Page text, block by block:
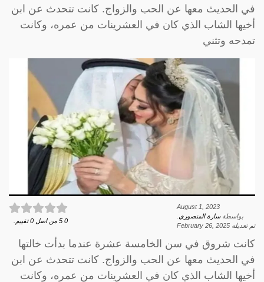
في الحديث معها عن الحب والزواج. كانت تتحدث عن ابن
أخيها الشاب الذي كان في العشرينات من عمره، وكانت
تمدحه وتثني
August 1, 2023
بواسطةسارة المنصوري
تم تعديله February 26, 2025
0
5 من اصل 0 تقييم.
كانت شروق في سن الخامسة عشرة عندما بدأت خالتها
في الحديث معها عن الحب والزواج. كانت تتحدث عن ابن
أخيها الشاب الذي كان في العشرينات من عمره، وكانت